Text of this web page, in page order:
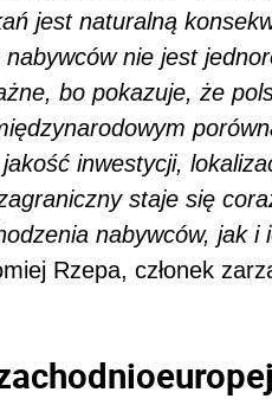
jest naturalną
nie jest
bo pokazuje, że
inwestycji,
staje się
nabywców, jak i
Rzepa, członek